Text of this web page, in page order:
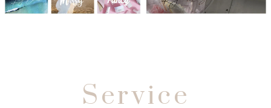
Service